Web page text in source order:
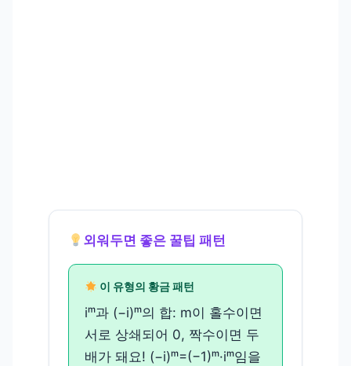
외워두면 좋은 꿀팁 패턴
이 유형의 황금 패턴
iᵐ과 (−i)ᵐ의 합: m이 홀수이면
서로 상쇄되어 0, 짝수이면 두
배가 돼요! (−i)ᵐ=(−1)ᵐ·iᵐ임을